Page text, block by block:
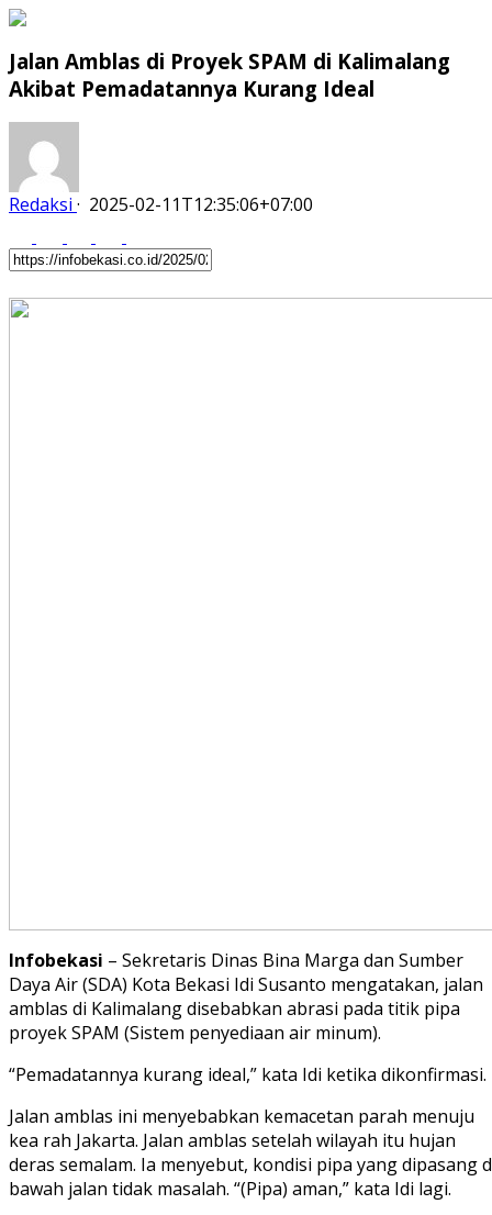
Jalan Amblas di Proyek SPAM di Kalimalang
Akibat Pemadatannya Kurang Ideal
Redaksi · 2025-02-11T12:35:06+07:00
Infobekasi – Sekretaris Dinas Bina Marga dan Sumber
Daya Air (SDA) Kota Bekasi Idi Susanto mengatakan, jalan
amblas di Kalimalang disebabkan abrasi pada titik pipa
proyek SPAM (Sistem penyediaan air minum).
“Pemadatannya kurang ideal,” kata Idi ketika dikonfirmasi.
Jalan amblas ini menyebabkan kemacetan parah menuju
kea rah Jakarta. Jalan amblas setelah wilayah itu hujan
deras semalam. Ia menyebut, kondisi pipa yang dipasang
bawah jalan tidak masalah. “(Pipa) aman,” kata Idi lagi.